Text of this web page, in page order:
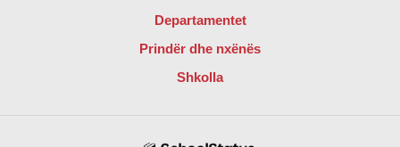
Departamentet
Prindër dhe nxënës
Shkolla